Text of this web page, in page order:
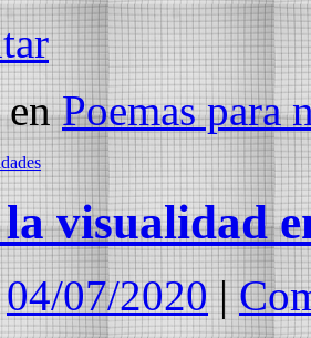
Poemas para
visualidad
04/07/2020 |